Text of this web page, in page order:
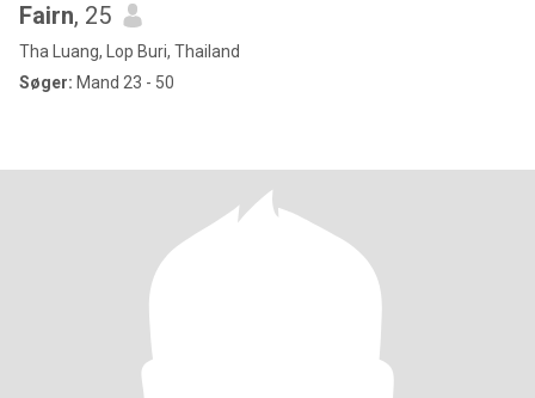
Fairn, 25
Tha Luang, Lop Buri, Thailand
Søger: Mand 23 - 50